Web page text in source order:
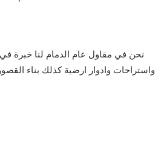
نحن في مقاول عام الدمام لنا خبرة
واستراحات وادوار ارضية كذلك بناء